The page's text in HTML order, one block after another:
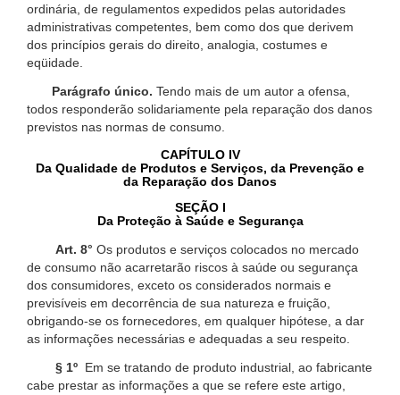
ordinária, de regulamentos expedidos pelas autoridades
administrativas competentes, bem como dos que derivem
dos princípios gerais do direito, analogia, costumes e
eqüidade.
Parágrafo único. Tendo mais de um autor a ofensa,
todos responderão solidariamente pela reparação dos danos
previstos nas normas de consumo.
CAPÍTULO IV
Da Qualidade de Produtos e Serviços, da Prevenção e
da Reparação dos Danos
SEÇÃO I
Da Proteção à Saúde e Segurança
Art. 8° Os produtos e serviços colocados no mercado
de consumo não acarretarão riscos à saúde ou segurança
dos consumidores, exceto os considerados normais e
previsíveis em decorrência de sua natureza e fruição,
obrigando-se os fornecedores, em qualquer hipótese, a dar
as informações necessárias e adequadas a seu respeito.
§ 1º Em se tratando de produto industrial, ao fabricante
cabe prestar as informações a que se refere este artigo,